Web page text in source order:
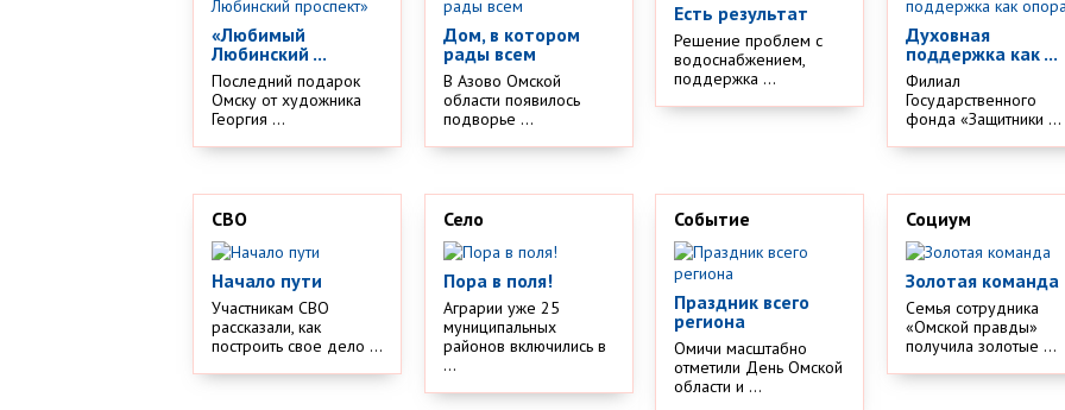
«Любимый
Любинский ...
Последний подарок
Омску от художника
Георгия ...
Дом, в котором
рады всем
В Азово Омской
области появилось
подворье ...
Есть результат
Решение проблем с
водоснабжением,
поддержка ...
Духовная
поддержка как ...
Филиал
Государственного
фонда «Защитники ...
СВО
Начало пути
Участникам СВО
рассказали, как
построить свое дело ...
Село
Пора в поля!
Аграрии уже 25
муниципальных
районов включились в
...
Событие
Праздник всего
региона
Омичи масштабно
отметили День Омской
области и ...
Социум
Золотая команда
Семья сотрудника
«Омской правды»
получила золотые ...